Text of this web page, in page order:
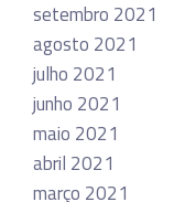
setembro 2021
agosto 2021
julho 2021
junho 2021
maio 2021
abril 2021
março 2021